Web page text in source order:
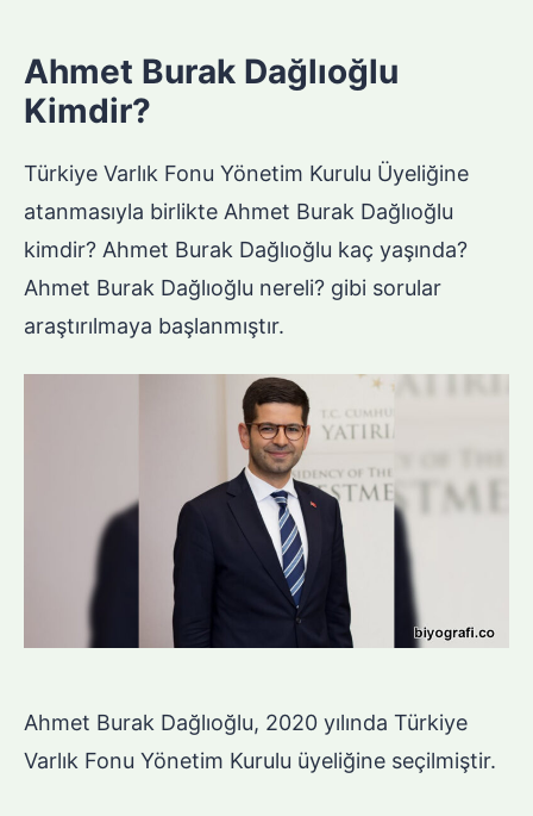
Ahmet Burak Dağlıoğlu
Kimdir?
Türkiye Varlık Fonu Yönetim Kurulu Üyeliğine
atanmasıyla birlikte Ahmet Burak Dağlıoğlu
kimdir? Ahmet Burak Dağlıoğlu kaç yaşında?
Ahmet Burak Dağlıoğlu nereli? gibi sorular
araştırılmaya başlanmıştır.
Ahmet Burak Dağlıoğlu, 2020 yılında Türkiye
Varlık Fonu Yönetim Kurulu üyeliğine seçilmiştir.